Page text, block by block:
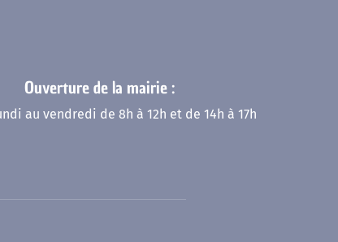
Ouverture de la mairie :
au vendredi de 8h à 12h et de 14h à 17h